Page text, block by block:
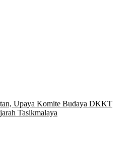
Upaya Komite Budaya DKKT
Tasikmalaya